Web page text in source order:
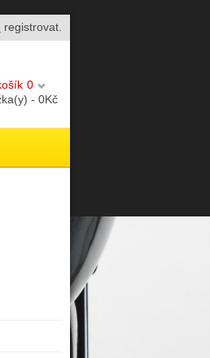
registrovat
0
- 0Kč